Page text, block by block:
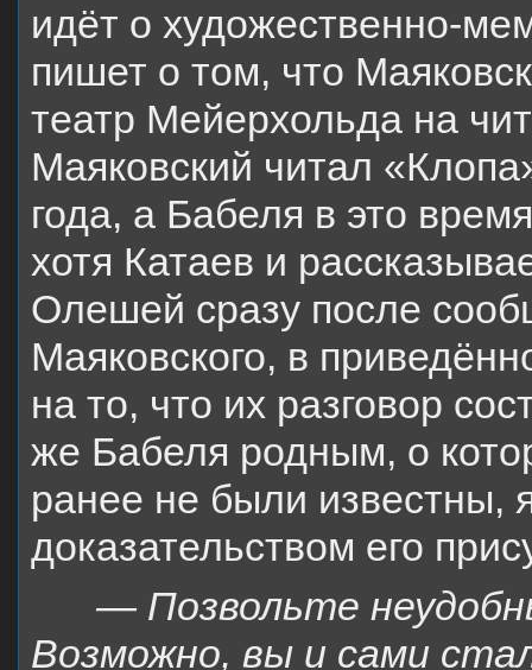
идёт о художественно-
пишет о том, что
театр Мейерхольда на
Маяковский читал
года, а Бабеля в это
хотя Катаев и
Олешей сразу после
Маяковского, в
на то, что их разговор
же Бабеля родным, о
ранее не были известны,
доказательством его
— Позвольте
Возможно, вы и сами